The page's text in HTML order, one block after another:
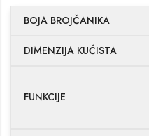
BOJA BROJČANIKA
DIMENZIJA KUĆISTA
FUNKCIJE